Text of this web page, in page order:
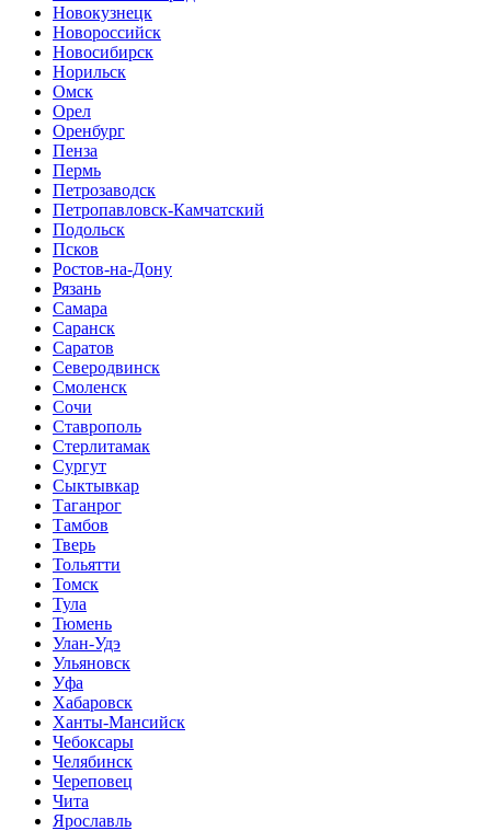
Новокузнецк
Новороссийск
Новосибирск
Норильск
Омск
Орел
Оренбург
Пенза
Пермь
Петрозаводск
Петропавловск-Камчатский
Подольск
Псков
Ростов-на-Дону
Рязань
Самара
Саранск
Саратов
Северодвинск
Смоленск
Сочи
Ставрополь
Стерлитамак
Сургут
Сыктывкар
Таганрог
Тамбов
Тверь
Тольятти
Томск
Тула
Тюмень
Улан-Удэ
Ульяновск
Уфа
Хабаровск
Ханты-Мансийск
Чебоксары
Челябинск
Череповец
Чита
Ярославль